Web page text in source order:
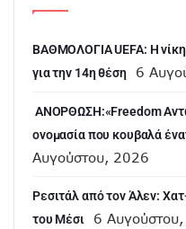
ΒΑΘΜΟΛΟΓΙΑ UEFA: Η
για την 14η θέση
6
ANOΡΘΩΣΗ:«Freedom
ονομασία που κουβαλά
Αυγούστου, 2026
Ρεσιτάλ από τον Άλεν:
του Μέσι
6